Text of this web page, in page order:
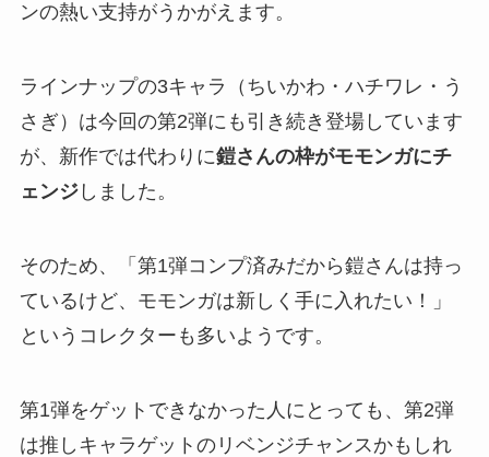
ンの熱い支持がうかがえます。
ラインナップの3キャラ（ちいかわ・ハチワレ・う
さぎ）は今回の第2弾にも引き続き登場しています
が、新作では代わりに鎧さんの枠がモモンガにチ
ェンジしました。
そのため、「第1弾コンプ済みだから鎧さんは持っ
ているけど、モモンガは新しく手に入れたい！」
というコレクターも多いようです。
第1弾をゲットできなかった人にとっても、第2弾
は推しキャラゲットのリベンジチャンスかもしれ